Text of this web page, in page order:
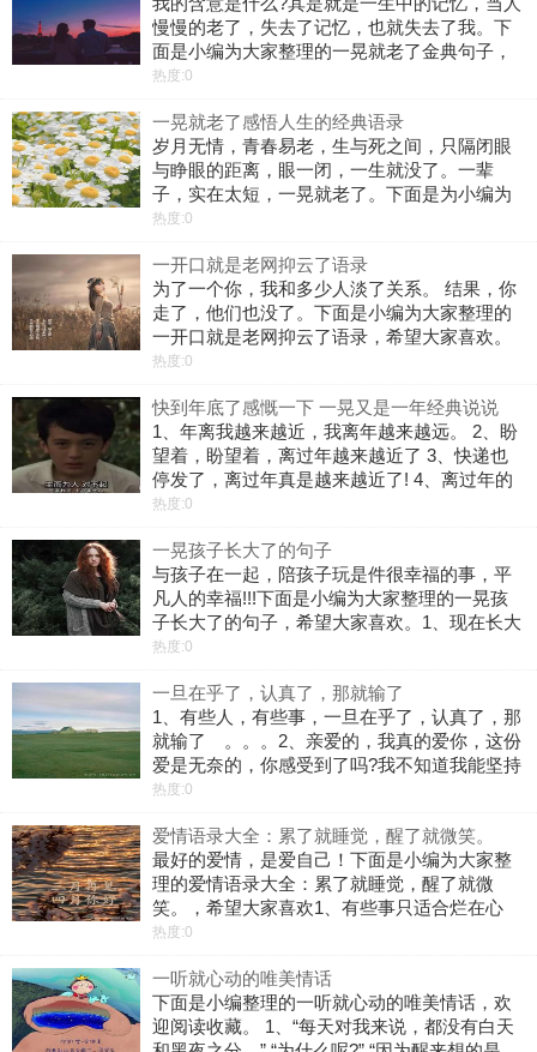
慢慢的老了，失去了记忆，也就失去了我。下
面是小编为大家整理的一晃就老了金典句子，
希望大家喜欢!1、感觉自己老了，望着窗户外
们都老了，头发也白了，我还是会用
热度:0
一晃就老了感悟人生的经典语录
岁月无情，青春易老，生与死之间，只隔闭眼
与睁眼的距离，眼一闭，一生就没了。一辈
子，实在太短，一晃就老了。下面是为小编为
大家整理的一晃就老了感悟人生的经典语录希
知不觉很多事情就到了眼前，不知不觉中也
热度:0
一开口就是老网抑云了语录
为了一个你，我和多少人淡了关系。 结果，你
走了，他们也没了。下面是小编为大家整理的
一开口就是老网抑云了语录，希望大家喜欢。
1、时间会慢慢沉淀记忆、有些人会在你心底慢
全。2、别把自己想的太伟大，要知道，
热度:0
快到年底了感慨一下 一晃又是一年经典说说
1、年离我越来越近，我离年越来越远。 2、盼
望着，盼望着，离过年越来越近了 3、快递也
停发了，离过年真是越来越近了! 4、离过年的
越来越近了，马上可以回老家了 5、离过年越
越来越近了 恐年症也越发
热度:0
一晃孩子长大了的句子
与孩子在一起，陪孩子玩是件很幸福的事，平
凡人的幸福!!!下面是小编为大家整理的一晃孩
子长大了的句子，希望大家喜欢。1、现在长大
了，等孩子一晃大了，你也就老了，人生恍恍
性，找寻真正的自己。2、一晃，你都
热度:0
一旦在乎了，认真了，那就输了
1、有些人，有些事，一旦在乎了，认真了，那
就输了 。。。2、亲爱的，我真的爱你，这份
爱是无奈的，你感受到了吗?我不知道我能坚持
到何时?也许到最后是因为爱你才要不得不离开
么，就是感觉心里不怎么舒服，有
热度:0
爱情语录大全：累了就睡觉，醒了就微笑。
最好的爱情，是爱自己！下面是小编为大家整
理的爱情语录大全：累了就睡觉，醒了就微
笑。，希望大家喜欢1、有些事只适合烂在心
里，无声无息的忘记，别活的太复杂，开心就
大不了一生一死，感情大不了一聚一散，心
热度:0
一听就心动的唯美情话
下面是小编整理的一听就心动的唯美情话，欢
迎阅读收藏。 1、“每天对我来说，都没有白天